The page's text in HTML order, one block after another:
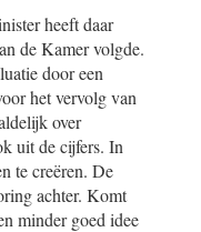
heeft daar
de Kamer volgde.
door een
het vervolg van
over
uit de cijfers. In
te creëren. De
achter. Komt
minder goed idee